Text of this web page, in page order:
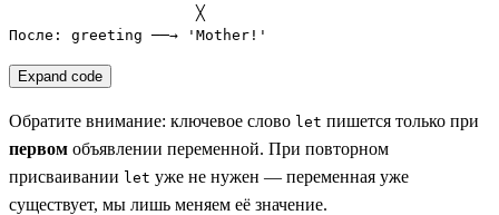
                     ╳
После: greeting ──→ 'Mother!'
Expand code
Обратите внимание: ключевое слово let пишется только при
первом объявлении переменной. При повторном
присваивании let уже не нужен — переменная уже
существует, мы лишь меняем её значение.